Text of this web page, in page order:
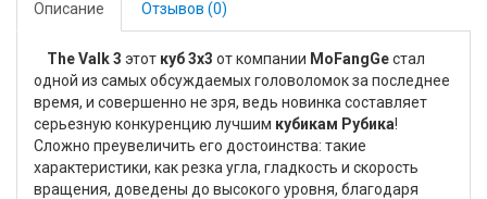
Описание Отзывов (0)
The Valk 3 этот куб 3x3 от компании MoFangGeстал
одной из самых обсуждаемых головоломок за последнее
время, и совершенно не зря, ведь новинка составляет
серьезную конкуренцию лучшим кубикам Рубика!
Сложно преувеличить его достоинства: такие
характеристики, как резка угла, гладкость и скорость
вращения, доведены до высокого уровня, благодаря